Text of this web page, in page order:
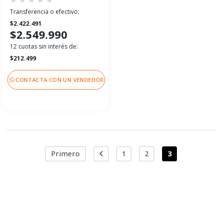
Transferencia o efectivo:
$2.422.491
$2.549.990
12 cuotas sin interés de:
$212.499
CONTACTA CON UN VENDEDOR
Primero 1 2 3